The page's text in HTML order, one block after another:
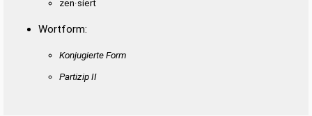
zen·siert
Wortform:
Konjugierte Form
Partizip II